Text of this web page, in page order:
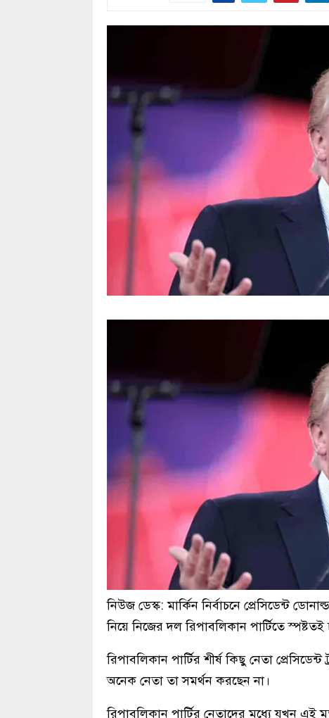
নিউজ ডেস্ক: মার্কিন নির্বাচনে প্রেসিডেন্ট
নিয়ে নিজের দল রিপাবলিকান পার্টিতে
রিপাবলিকান পার্টির শীর্ষ কিছু নেতা
অনেক নেতা তা সমর্থন করছেন না।
রিপাবলিকান পার্টির নেতাদের মধ্যে যখন এই